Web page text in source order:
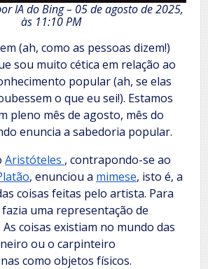
IA do Bing – 05 de agosto de 2025,
às 11:10 PM
(ah, como as pessoas dizem!)
sou muito cética em relação ao
popular (ah, se elas
o que eu sei!). Estamos
pleno mês de agosto, mês do
enuncia a sabedoria popular.
Aristóteles , contrapondo-se ao
, enunciou a mimese, isto é, a
coisas feitas pelo artista. Para
uma representação de
coisas existiam no mundo das
ou o carpinteiro
como objetos físicos.